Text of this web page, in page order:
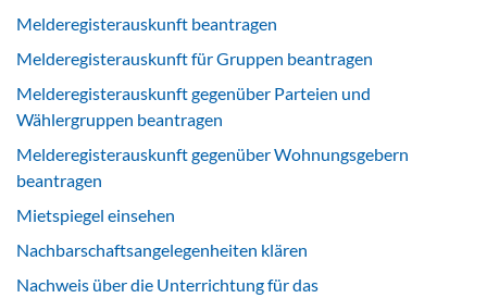
Melderegisterauskunft beantragen
Melderegisterauskunft für Gruppen beantragen
Melderegisterauskunft gegenüber Parteien und
Wählergruppen beantragen
Melderegisterauskunft gegenüber Wohnungsgebern
beantragen
Mietspiegel einsehen
Nachbarschaftsangelegenheiten klären
Nachweis über die Unterrichtung für das